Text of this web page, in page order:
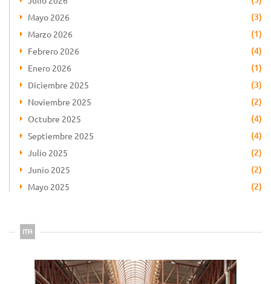
Mayo 2026 (3)
Marzo 2026 (1)
Febrero 2026 (4)
Enero 2026 (1)
Diciembre 2025 (3)
Noviembre 2025 (2)
Octubre 2025 (4)
Septiembre 2025 (4)
Julio 2025 (2)
Junio 2025 (2)
Mayo 2025 (2)